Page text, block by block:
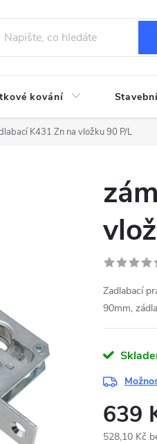
kování
K431 Zn na vložku 90 P/L
Zadlabací
90mm,
639
528,10 Kč